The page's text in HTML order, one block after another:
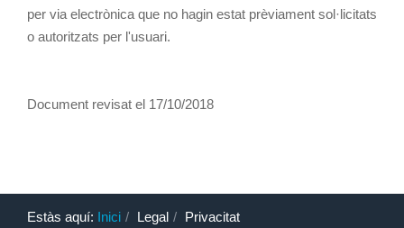
per via electrònica que no hagin estat prèviament sol·licitats
o autoritzats per l'usuari.
Document revisat el 17/10/2018
Estàs aquí: Inici Legal Privacitat